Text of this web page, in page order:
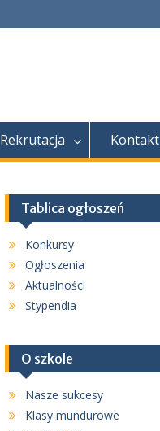
Rekrutacja Kontakt
Tablica ogłoszeń
Konkursy
Ogłoszenia
Aktualności
Stypendia
O szkole
Nasze sukcesy
Klasy mundurowe